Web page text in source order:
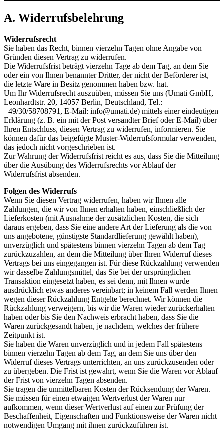
A. Widerrufsbelehrung
Widerrufsrecht
Sie haben das Recht, binnen vierzehn Tagen ohne Angabe von
Gründen diesen Vertrag zu widerrufen.
Die Widerrufsfrist beträgt vierzehn Tage ab dem Tag, an dem Sie
oder ein von Ihnen benannter Dritter, der nicht der Beförderer ist,
die letzte Ware in Besitz genommen haben bzw. hat.
Um Ihr Widerrufsrecht auszuüben, müssen Sie uns (Umati GmbH,
Leonhardtstr. 20, 14057 Berlin, Deutschland, Tel.:
+49/30/58708791, E-Mail: info@umati.de) mittels einer eindeutigen
Erklärung (z. B. ein mit der Post versandter Brief oder E-Mail) über
Ihren Entschluss, diesen Vertrag zu widerrufen, informieren. Sie
können dafür das beigefügte Muster-Widerrufsformular verwenden,
das jedoch nicht vorgeschrieben ist.
Zur Wahrung der Widerrufsfrist reicht es aus, dass Sie die Mitteilung
über die Ausübung des Widerrufsrechts vor Ablauf der
Widerrufsfrist absenden.
Folgen des Widerrufs
Wenn Sie diesen Vertrag widerrufen, haben wir Ihnen alle
Zahlungen, die wir von Ihnen erhalten haben, einschließlich der
Lieferkosten (mit Ausnahme der zusätzlichen Kosten, die sich
daraus ergeben, dass Sie eine andere Art der Lieferung als die von
uns angebotene, günstigste Standardlieferung gewählt haben),
unverzüglich und spätestens binnen vierzehn Tagen ab dem Tag
zurückzuzahlen, an dem die Mitteilung über Ihren Widerruf dieses
Vertrags bei uns eingegangen ist. Für diese Rückzahlung verwenden
wir dasselbe Zahlungsmittel, das Sie bei der ursprünglichen
Transaktion eingesetzt haben, es sei denn, mit Ihnen wurde
ausdrücklich etwas anderes vereinbart; in keinem Fall werden Ihnen
wegen dieser Rückzahlung Entgelte berechnet. Wir können die
Rückzahlung verweigern, bis wir die Waren wieder zurückerhalten
haben oder bis Sie den Nachweis erbracht haben, dass Sie die
Waren zurückgesandt haben, je nachdem, welches der frühere
Zeitpunkt ist.
Sie haben die Waren unverzüglich und in jedem Fall spätestens
binnen vierzehn Tagen ab dem Tag, an dem Sie uns über den
Widerruf dieses Vertrags unterrichten, an uns zurückzusenden oder
zu übergeben. Die Frist ist gewahrt, wenn Sie die Waren vor Ablauf
der Frist von vierzehn Tagen absenden.
Sie tragen die unmittelbaren Kosten der Rücksendung der Waren.
Sie müssen für einen etwaigen Wertverlust der Waren nur
aufkommen, wenn dieser Wertverlust auf einen zur Prüfung der
Beschaffenheit, Eigenschaften und Funktionsweise der Waren nicht
notwendigen Umgang mit ihnen zurückzuführen ist.